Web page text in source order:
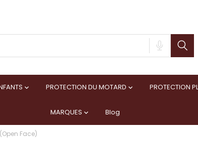
 PROTECTION DU MOTARD  PROTECTION
MARQUES  Blog
Face)